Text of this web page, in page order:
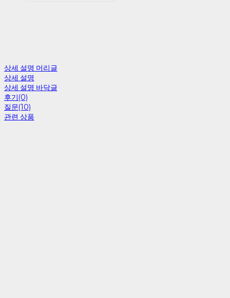
상세 설명 머리글
상세 설명
상세 설명 바닥글
후기(0)
질문(10)
관련 상품